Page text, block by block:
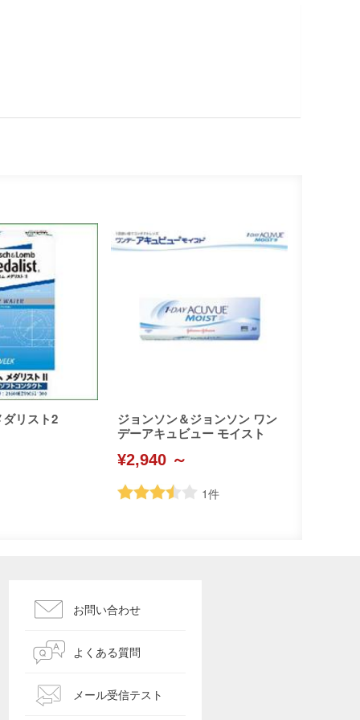
リスト2
ジョンソン＆ジョンソン ワン
デーアキュビュー モイスト
¥2,940 ～
1件
お問い合わせ
よくある質問
メール受信テスト